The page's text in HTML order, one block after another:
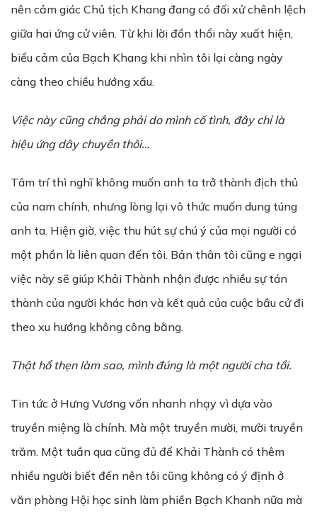
nên cảm giác Chủ tịch Khang đang có đối xử chênh lệch
giữa hai ứng cử viên. Từ khi lời đồn thổi này xuất hiện,
biểu cảm của Bạch Khang khi nhìn tôi lại càng ngày
càng theo chiều hướng xấu.
Việc này cũng chẳng phải do mình cố tình, đây chỉ là
hiệu ứng dây chuyền thôi…
Tâm trí thì nghĩ không muốn anh ta trở thành địch thủ
của nam chính, nhưng lòng lại vô thức muốn dung túng
anh ta. Hiện giờ, việc thu hút sự chú ý của mọi người có
một phần là liên quan đến tôi. Bản thân tôi cũng e ngại
việc này sẽ giúp Khải Thành nhận được nhiều sự tán
thành của người khác hơn và kết quả của cuộc bầu cử đi
theo xu hướng không công bằng.
Thật hổthẹn làm sao, mình đúng là một người cha tồi.
Tin tức ở Hưng Vương vốn nhanh nhạy vì dựa vào
truyền miệng là chính. Mà một truyền mười, mười truyền
trăm. Một tuần qua cũng đủ để Khải Thành có thêm
nhiều người biết đến nên tôi cũng không có ý định ở
văn phòng Hội học sinh làm phiền Bạch Khanh nữa mà